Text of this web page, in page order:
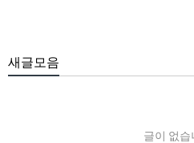
새글모음
글이 없습